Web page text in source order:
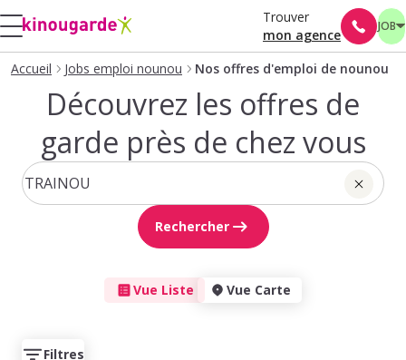
Trouver
mon agence
JOB
Accueil Jobs emploi nounou Nos offres d'emploi de nounou
Découvrez les offres de
garde près de chez vous
Rechercher
Vue Liste Vue Carte
Filtres